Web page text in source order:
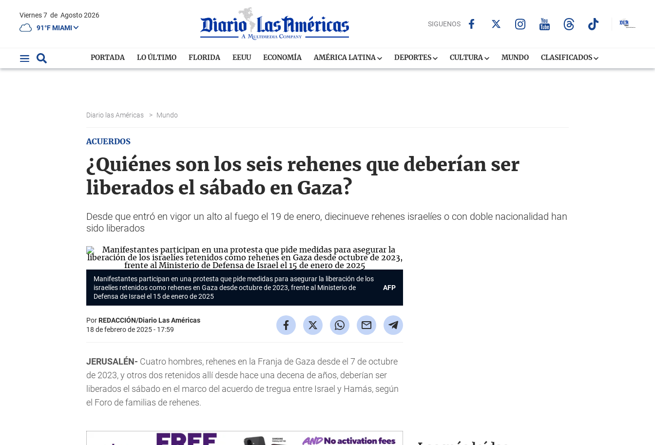
Viernes 7 de Agosto 2026
91°F MIAMI
SIGUENOS
PORTADA LO ÚLTIMO FLORIDA EEUU ECONOMÍA AMÉRICA LATINA DEPORTES CULTURA MUNDO CLASIFICADOS
Diario las Américas > Mundo
ACUERDOS
¿Quiénes son los seis rehenes que deberían ser
liberados el sábado en Gaza?
Desde que entró en vigor un alto al fuego el 19 de enero, diecinueve rehenes israelíes o con doble nacionalidad han
sido liberados
Manifestantes participan en una protesta que pide medidas para asegurar la liberación de los
israelíes retenidos como rehenes en Gaza desde octubre de 2023, frente al Ministerio de
Defensa de Israel el 15 de enero de 2025
AFP
PorREDACCIÓN/Diario Las Américas
18 de febrero de 2025 - 17:59
JERUSALÉN- Cuatro hombres, rehenes en la Franja de Gaza desde el 7 de octubre
de 2023, y otros dos retenidos allí desde hace una decena de años, deberían ser
liberados el sábado en el marco del acuerdo de tregua entre Israel y Hamás, según
el Foro de familias de rehenes.